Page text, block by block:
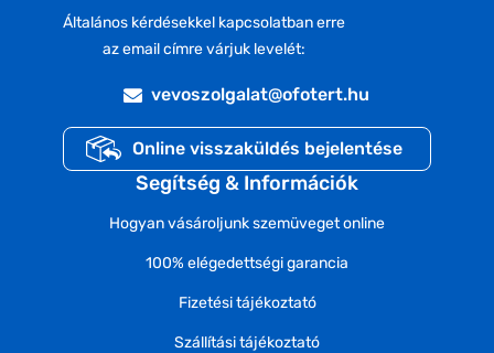
Általános kérdésekkel kapcsolatban erre
az email címre várjuk levelét:
vevoszolgalat@ofotert.hu
Online visszaküldés bejelentése
Segítség & Információk
Hogyan vásároljunk szemüveget online
100% elégedettségi garancia
Fizetési tájékoztató
Szállítási tájékoztató